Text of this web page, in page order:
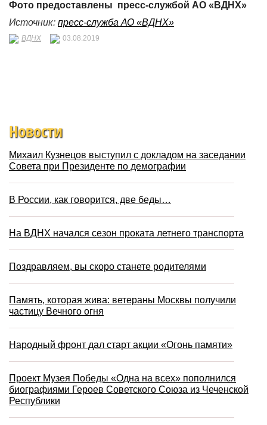
Фото предоставлены пресс-службой АО «ВДНХ»
Источник: пресс-служба АО «ВДНХ»
ВДНХ 03.08.2019
Новости
Михаил Кузнецов выступил с докладом на заседании
Совета при Президенте по демографии
В России, как говорится, две беды…
На ВДНХ начался сезон проката летнего транспорта
Поздравляем, вы скоро станете родителями
Память, которая жива: ветераны Москвы получили
частицу Вечного огня
Народный фронт дал старт акции «Огонь памяти»
Проект Музея Победы «Одна на всех» пополнился
биографиями Героев Советского Союза из Чеченской
Республики